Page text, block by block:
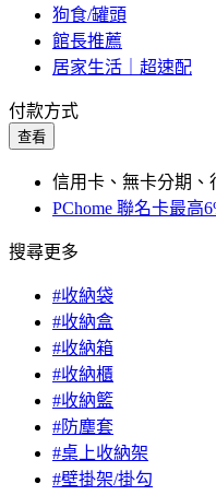
狗食/罐頭
館長推薦
居家生活｜超速配
付款方式
查看
信用卡、無卡分期、
PChome 聯名卡最高
搜尋更多
#收納袋
#收納盒
#收納箱
#收納櫃
#收納籃
#防塵套
#桌上收納架
#壁掛架/掛勾